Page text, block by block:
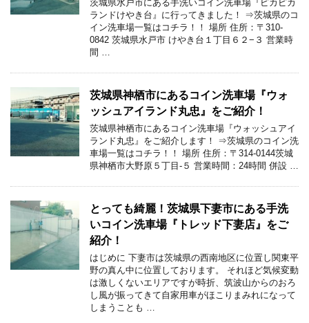
茨城県水戸市にある手洗いコイン洗車場『ピカピカ
ランドけやき台』に行ってきました！ ⇒茨城県のコ
イン洗車場一覧はコチラ！！ 場所 住所：〒310-
0842 茨城県水戸市 けやき台１丁目６２−３ 営業時
間 …
茨城県神栖市にあるコイン洗車場『ウォ
ッシュアイランド丸忠』をご紹介！
茨城県神栖市にあるコイン洗車場『ウォッシュアイ
ランド丸忠』をご紹介します！ ⇒茨城県のコイン洗
車場一覧はコチラ！！ 場所 住所：〒314-0144茨城
県神栖市大野原５丁目-５ 営業時間：24時間 併設 …
とっても綺麗！茨城県下妻市にある手洗
いコイン洗車場『トレッド下妻店』をご
紹介！
はじめに 下妻市は茨城県の西南地区に位置し関東平
野の真ん中に位置しております。 それほど気候変動
は激しくないエリアですが時折、筑波山からのおろ
し風が振ってきて自家用車がほこりまみれになって
しまうことも …